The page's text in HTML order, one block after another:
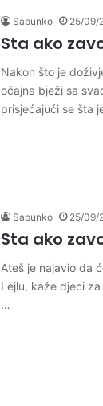
Sapunko 25/09/
Sta ako
Nakon što je
očajna bježi sa
prisjećajući se šta
Sapunko 25/09/
Sta ako
Ateš je najavio da
Lejlu, kaže djeci
…